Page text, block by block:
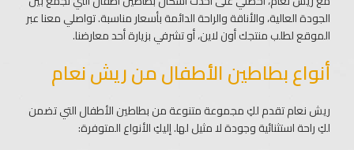
الجودة العالية، والأناقة والراحة الدائمة بأسعار مناسبة. تواصلي معنا عبر
الموقع لطلب منتجك أون لاين، أو تشرفي بزيارة أحد معارضنا.
أنواع بطاطين الأطفال من ريش نعام
ريش نعام تقدم لكِ مجموعة متنوعة من بطاطين الأطفال التي تضمن
لكِ راحة استثنائية وجودة لا مثيل لها. إليكِ الأنواع المتوفرة: